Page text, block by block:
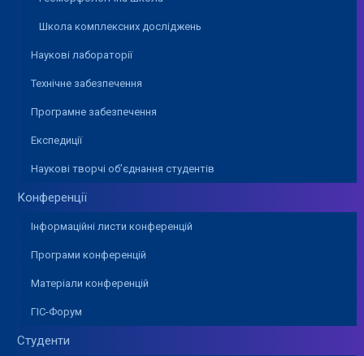
Школа комплексних досліджень
Наукові лабораторії
Технічне забезпечення
Програмне забезпечення
Експедиції
Наукові творчі об’єднання студентів
Конференції
Інформаційні листи конференцій
Програми конференцій
Матеріали конференцій
ГІС-Форум
Студенти